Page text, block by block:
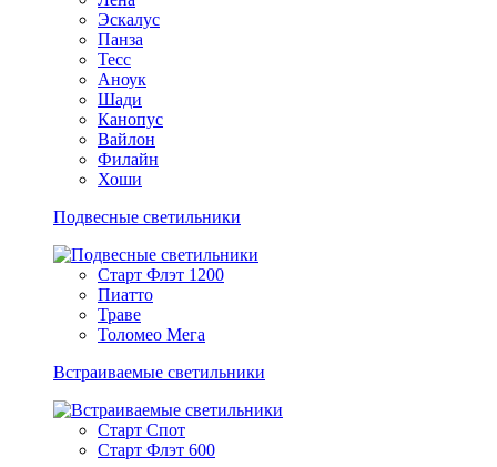
Эскалус
Панза
Тесс
Аноук
Шади
Канопус
Вайлон
Филайн
Хоши
Подвесные светильники
Старт Флэт 1200
Пиатто
Траве
Толомео Мега
Встраиваемые светильники
Старт Спот
Старт Флэт 600